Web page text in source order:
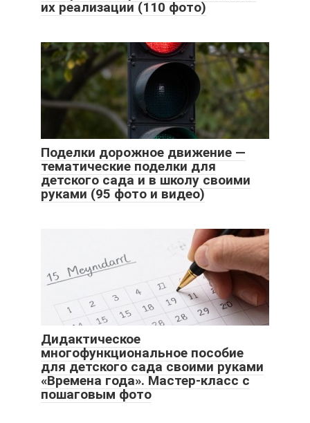
их реализации (110 фото)
Поделки дорожное движение —
тематические поделки для
детского сада и в школу своими
руками (95 фото и видео)
Дидактическое
многофункциональное пособие
для детского сада своими руками
«Времена года». Мастер-класс с
пошаговым фото